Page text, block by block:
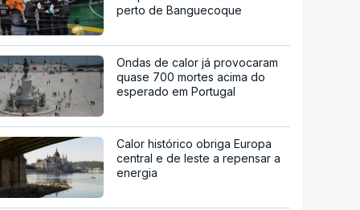
perto de Banguecoque
Ondas de calor já provocaram
quase 700 mortes acima do
esperado em Portugal
Calor histórico obriga Europa
central e de leste a repensar a
energia